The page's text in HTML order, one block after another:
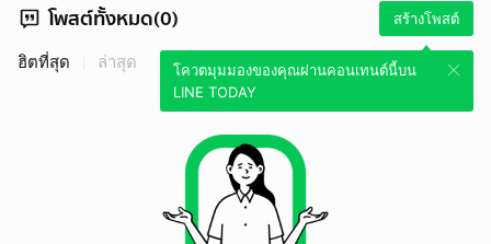
โพสต์ทั้งหมด(0) สร้างโพสต์
โควตมุมมองของคุณผ่านคอนเทนต์นี้บน
LINE TODAY
ฮิตที่สุด ล่าสุด